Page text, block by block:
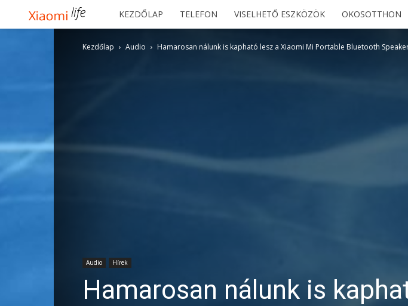
Xiaomilife
KEZDŐLAP TELEFON VISELHETŐ ESZKÖZÖK OKOSOTTHON
Kezdőlap Audio Hamarosan nálunk is kapható lesz a Xiaomi Mi Portable Bluetooth
Audio Hírek
Hamarosan nálunk is